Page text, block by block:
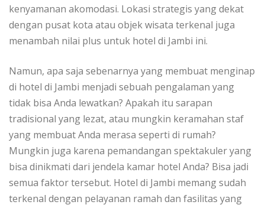
kenyamanan akomodasi. Lokasi strategis yang dekat
dengan pusat kota atau objek wisata terkenal juga
menambah nilai plus untuk hotel di Jambi ini.
Namun, apa saja sebenarnya yang membuat menginap
di hotel di Jambi menjadi sebuah pengalaman yang
tidak bisa Anda lewatkan? Apakah itu sarapan
tradisional yang lezat, atau mungkin keramahan staf
yang membuat Anda merasa seperti di rumah?
Mungkin juga karena pemandangan spektakuler yang
bisa dinikmati dari jendela kamar hotel Anda? Bisa jadi
semua faktor tersebut. Hotel di Jambi memang sudah
terkenal dengan pelayanan ramah dan fasilitas yang